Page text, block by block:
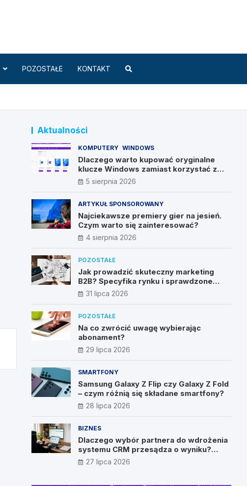
POZOSTAŁE KONTAKT
Aktualności
KOMPUTERY WINDOWS
Dlaczego warto kupować oryginalne
klucze Windows zamiast korzystać z
nieautoryzowanych źródeł?
5 sierpnia 2026
ARTYKUŁ SPONSOROWANY
Najciekawsze premiery gier na jesień.
Czym warto się zainteresować?
4 sierpnia 2026
POZOSTAŁE
Jak prowadzić skuteczny marketing
B2B? Specyfika rynku i sprawdzone
metody
31 lipca 2026
POZOSTAŁE
Na co zwrócić uwagę wybierając
abonament?
29 lipca 2026
SMARTFONY
Samsung Galaxy Z Flip czy Galaxy Z Fold
– czym różnią się składane smartfony?
28 lipca 2026
BIZNES
Dlaczego wybór partnera do wdrożenia
systemu CRM przesądza o wyniku?
Wywiad z Pawłem Prymakowskim, CEO
IT Vision
27 lipca 2026